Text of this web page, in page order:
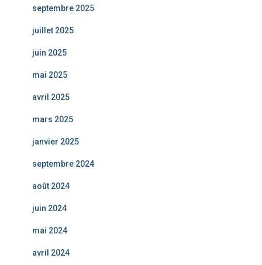
septembre 2025
juillet 2025
juin 2025
mai 2025
avril 2025
mars 2025
janvier 2025
septembre 2024
août 2024
juin 2024
mai 2024
avril 2024